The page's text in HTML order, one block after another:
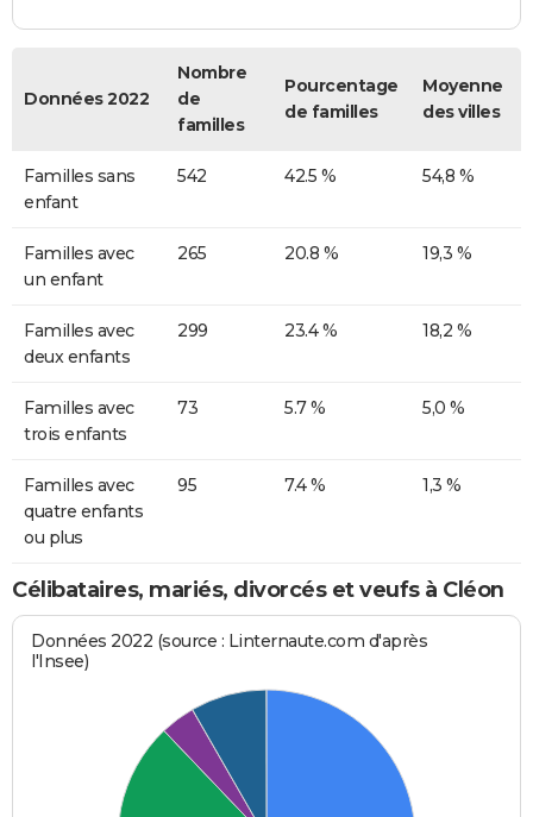
Données 2022
Nombre
de
familles
Pourcentage
de familles
Moyenne
des villes
Familles sans
enfant
542 42.5 % 54,8 %
Familles avec
un enfant
265 20.8 % 19,3 %
Familles avec
deux enfants
299 23.4 % 18,2 %
Familles avec
trois enfants
73 5.7 % 5,0 %
Familles avec
quatre enfants
ou plus
95 7.4 % 1,3 %
Célibataires, mariés, divorcés et veufs à Cléon
Données 2022 (source : Linternaute.com d'après
l'Insee)